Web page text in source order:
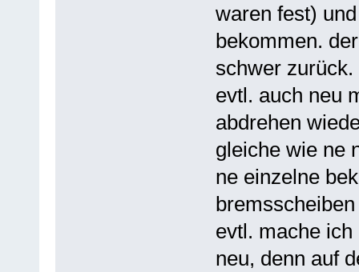
waren fest)
bekommen.
schwer
evtl. auch neu
abdrehen
gleiche wie ne
ne einzelne
evtl. mache
neu, denn auf